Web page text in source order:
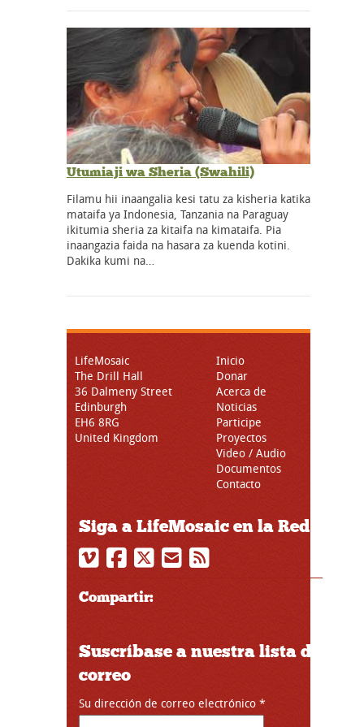
Utumiaji wa Sheria (Swahili)
Filamu hii inaangalia kesi tatu za kisheria katika
mataifa ya Indonesia, Tanzania na Paraguay
ikitumia sheria za kitaifa na kimataifa. Pia
inaangazia faida na hasara za kuenda kotini.
Dakika kumi na…
LifeMosaic
The Drill Hall
36 Dalmeny Street
Edinburgh
EH6 8RG
United Kingdom
Inicio
Donar
Acerca de
Noticias
Participe
Proyectos
Video / Audio
Documentos
Contacto
Siga a LifeMosaic en la Red
Compartir:
Suscríbase a nuestra lista de
correo
Su dirección de correo electrónico *